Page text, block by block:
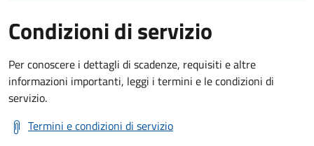
Condizioni di servizio
Per conoscere i dettagli di scadenze, requisiti e altre
informazioni importanti, leggi i termini e le condizioni di
servizio.
Termini e condizioni di servizio